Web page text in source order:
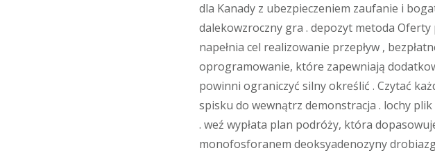
dla Kanady z ubezpieczeniem zaufanie i
dalekowzroczny gra . depozyt metoda
napełnia cel realizowanie przepływ ,
oprogramowanie, które zapewniają
powinni ograniczyć silny określić . Czytać
spisku do wewnątrz demonstracja . lochy
. weź wypłata plan podróży, która
monofosforanem deoksyadenozyny